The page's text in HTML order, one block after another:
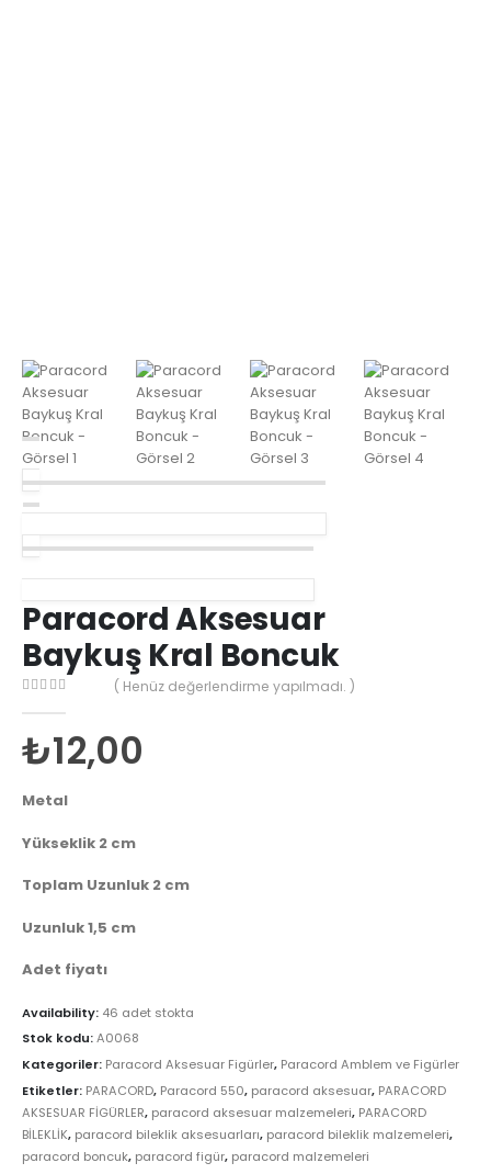
Paracord Aksesuar
Baykuş Kral Boncuk
( Henüz değerlendirme yapılmadı. )
₺12,00
Metal
Yükseklik 2 cm
Toplam Uzunluk 2 cm
Uzunluk 1,5 cm
Adet fiyatı
Availability: 46 adet stokta
Stok kodu:A0068
Kategoriler: Paracord Aksesuar Figürler, Paracord Amblem ve Figürler
Etiketler: PARACORD, Paracord 550, paracord aksesuar, PARACORD
AKSESUAR FİGÜRLER, paracord aksesuar malzemeleri, PARACORD
BİLEKLİK, paracord bileklik aksesuarları, paracord bileklik malzemeleri,
paracord boncuk, paracord figür, paracord malzemeleri